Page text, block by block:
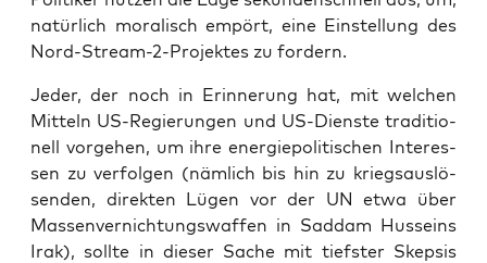
natür­lich mora­lisch empört, eine Ein­stel­lung des
Nord-Stream-2-Pro­jek­tes zu fordern.
Jeder, der noch in Erin­ne­rung hat, mit wel­chen
Mit­teln US-Regie­run­gen und US-Diens­te tra­di­tio­
nell vor­ge­hen, um ihre ener­gie­po­li­ti­schen Inter­es­
sen zu ver­fol­gen (näm­lich bis hin zu kriegs­aus­lö­
sen­den, direk­ten Lügen vor der UN etwa über
Mas­sen­ver­nich­tungs­waf­fen in Sad­dam Hus­s­eins
Irak), soll­te in die­ser Sache mit tiefs­ter Skep­sis